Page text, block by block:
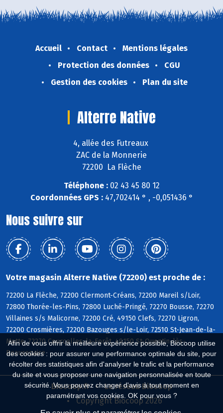
Afin de vous offrir la meilleure expérience possible, Biocoop utilise
des cookies : pour assurer une performance optimale du site, pour
récolter des statistiques afin d'analyser le trafic et la performance
du site et vous proposer une navigation personnalisée en toute
sécurité. Vous pouvez changer d'avis à tout moment en
paramétrant vos cookies. OK pour vous ?
Accueil Contact
Mentions légales
Protection des données
CGU
Gestion des cookies
Plan du site
Alterre Native
4, allée des Futreaux
ZAC de la Monnerie
72200 La Flèche
Téléphone :02 43 45 80 12
Coordonnées GPS :47,702414 ° , -0,051436 °
Nous suivre sur
Votre magasin Alterre Native (72200) est proche de :
72200 La Flèche, 72200 Clermont-Créans, 72200 Mareil s/Loir,
72800 Thorée-les-Pins, 72800 Luché-Pringé, 72270 Bousse, 72270
Villaines s/s Malicorne, 72200 Cré, 49150 Clefs, 72270 Ligron,
72200 Crosmières, 72200 Bazouges s/le-Loir, 72510 St-Jean-de-la-
Motte, 72270 Courcelles-la-Forêt, 49150 St-Quentin-lès-
Beaurepaire
Biocoop.fr
Le réseau Biocoop
Copyright Biocoop 2026